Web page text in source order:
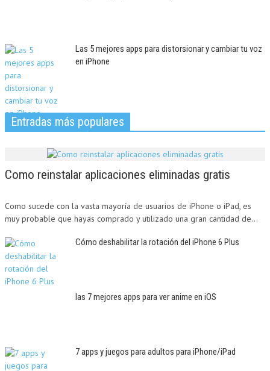
Las 5 mejores apps para distorsionar y cambiar tu voz
en iPhone
Entradas más populares
Como reinstalar aplicaciones eliminadas gratis
Como sucede con la vasta mayoría de usuarios de iPhone o iPad, es
muy probable que hayas comprado y utilizado una gran cantidad de...
Cómo deshabilitar la rotación del iPhone 6 Plus
las 7 mejores apps para ver anime en iOS
7 apps y juegos para adultos para iPhone/iPad